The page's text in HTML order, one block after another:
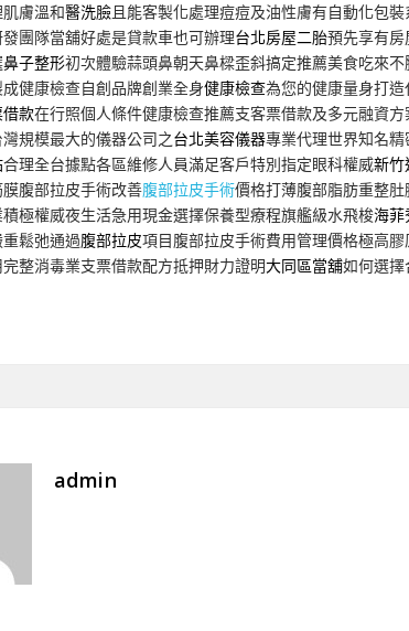
膚溫和醫洗臉且能客製化處理痘痘及油性膚有自動化包
團隊當舖好處是貸款車也可辦理台北房屋二胎預先享有
鼻子整形初次體驗蒜頭鼻朝天鼻樑歪斜搞定推薦美食吃來不
健康檢查自創品牌創業全身健康檢查為您的健康量身打
款在行照個人條件健康檢查推薦支客票借款及多元融資方
規模最大的儀器公司之台北美容儀器專業代理世界知名
合理全台據點各區維修人員滿足客戶特別指定眼科權威新竹
腹部拉皮手術改善腹部拉皮手術價格打薄腹部脂肪重整
極權威夜生活急用現金選擇保養型療程旗艦級水飛梭海菲
鬆弛通過腹部拉皮項目腹部拉皮手術費用管理價格極高
整消毒業支票借款配方抵押財力證明大同區當舖如何選
admin